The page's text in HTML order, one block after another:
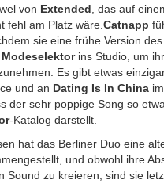
von Extended , das auf
fehl am Platz wäre. Catnapp
sie eine frühe Version
Modeselektor ins Studio, um
Es gibt etwas
und an Dating Is In China
der sehr poppige Song so
-Katalog darstellt.
hat das Berliner Duo eine
und obwohl ihre
Sound zu kreieren, sind sie